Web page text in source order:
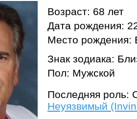
Возраст: 68 лет
Дата рождения:
Место
Знак зодиака:
Пол: Мужской
Последняя роль:
Неуязвимый